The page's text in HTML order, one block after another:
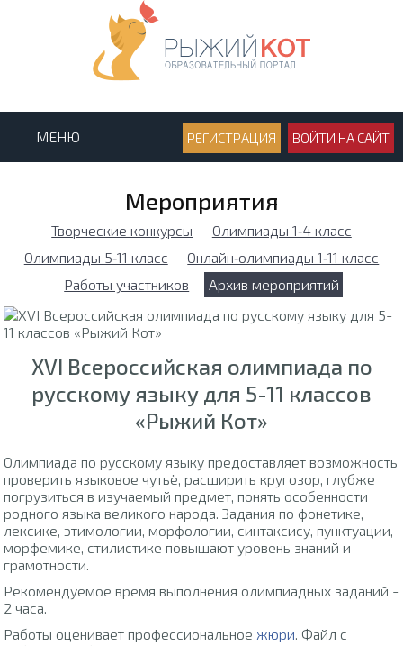
МЕНЮ РЕГИСТРАЦИЯ ВОЙТИ НА САЙТ
Мероприятия
Творческие конкурсы
Олимпиады 1‑4 класс
Олимпиады 5‑11 класс
Онлайн‑олимпиады 1‑11 класс
Работы участников
Архив мероприятий
XVI Всероссийская олимпиада по
русскому языку для 5-11 классов
«Рыжий Кот»
Олимпиада по русскому языку предоставляет возможность
проверить языковое чутьё, расширить кругозор, глубже
погрузиться в изучаемый предмет, понять особенности
родного языка великого народа. Задания по фонетике,
лексике, этимологии, морфологии, синтаксису, пунктуации,
морфемике, стилистике повышают уровень знаний и
грамотности.
Рекомендуемое время выполнения олимпиадных заданий -
2 часа.
Работы оценивает профессиональное жюри. Файл с